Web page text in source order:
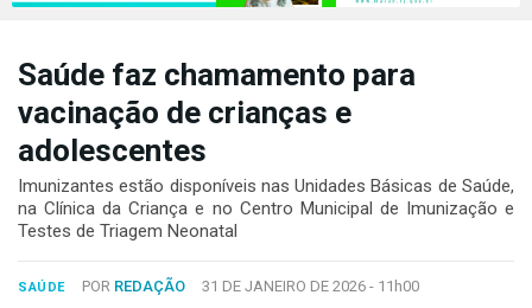
TV
COLUNAS
CONOSCO
Saúde faz chamamento para
vacinação de crianças e
adolescentes
Imunizantes estão disponíveis nas Unidades Básicas de Saúde,
na Clínica da Criança e no Centro Municipal de Imunização e
Testes de Triagem Neonatal
SAÚDE POR REDAÇÃO 31 DE JANEIRO DE 2026 - 11h00